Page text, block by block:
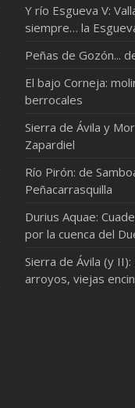
Y río Esgueva V:
siempre… la
Peñas de Gozón...
El bajo Corneja:
berrocales
Sierra de Ávila y
Zapardiel
Río Pirón: de
Peñacarrasquilla
Durius Aquae:
por la cuenca del
Sierra de Ávila (y
arroyos, viejas